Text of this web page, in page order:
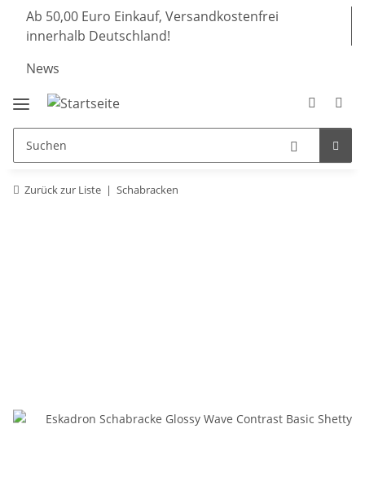
Ab 50,00 Euro Einkauf, Versandkostenfrei
innerhalb Deutschland!
News
Zurück zur Liste Schabracken